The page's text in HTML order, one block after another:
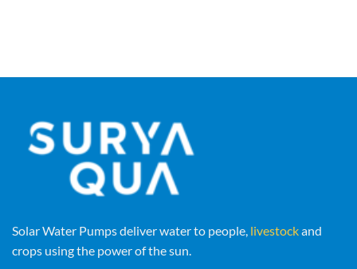
Solar Water Pumps deliver water to people, livestockand
crops using the power of the sun.